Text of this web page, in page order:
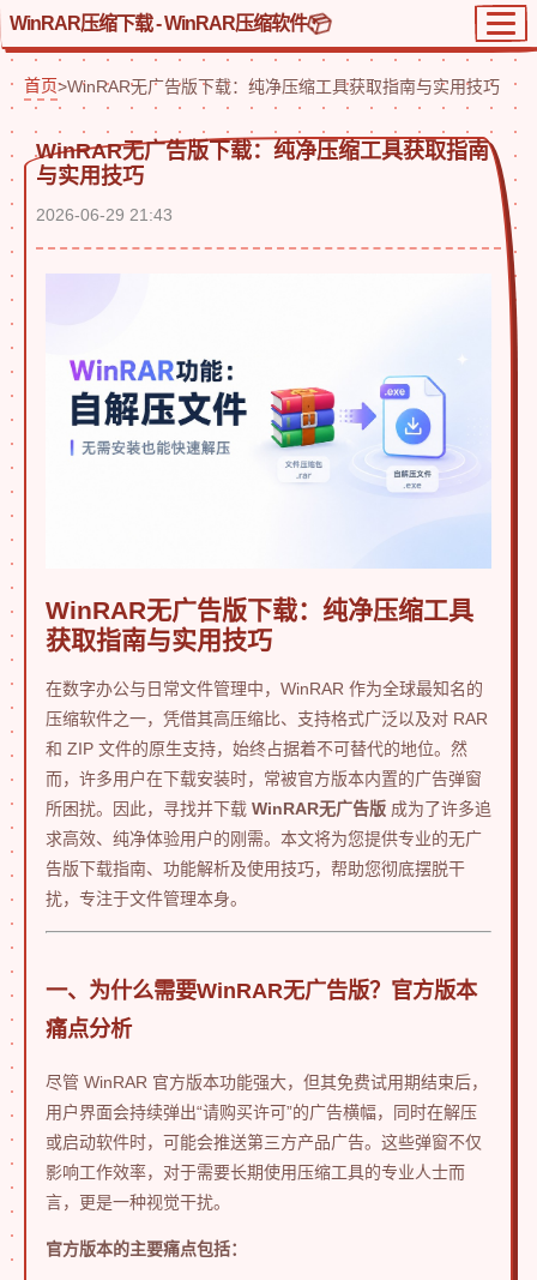
WinRAR压缩下载 - WinRAR压缩软件
首页>WinRAR无广告版下载：纯净压缩工具获取指南与实用技巧
WinRAR无广告版下载：纯净压缩工具获取指南
与实用技巧
2026-06-29 21:43
WinRAR无广告版下载：纯净压缩工具
获取指南与实用技巧
在数字办公与日常文件管理中，WinRAR 作为全球最知名的
压缩软件之一，凭借其高压缩比、支持格式广泛以及对 RAR
和 ZIP 文件的原生支持，始终占据着不可替代的地位。然
而，许多用户在下载安装时，常被官方版本内置的广告弹窗
所困扰。因此，寻找并下载 WinRAR无广告版 成为了许多追
求高效、纯净体验用户的刚需。本文将为您提供专业的无广
告版下载指南、功能解析及使用技巧，帮助您彻底摆脱干
扰，专注于文件管理本身。
一、为什么需要WinRAR无广告版？官方版本
痛点分析
尽管 WinRAR 官方版本功能强大，但其免费试用期结束后，
用户界面会持续弹出“请购买许可”的广告横幅，同时在解压
或启动软件时，可能会推送第三方产品广告。这些弹窗不仅
影响工作效率，对于需要长期使用压缩工具的专业人士而
言，更是一种视觉干扰。
官方版本的主要痛点包括：